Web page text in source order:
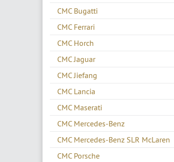
CMC Bugatti
CMC Ferrari
CMC Horch
CMC Jaguar
CMC Jiefang
CMC Lancia
CMC Maserati
CMC Mercedes-Benz
CMC Mercedes-Benz SLR McLaren
CMC Porsche